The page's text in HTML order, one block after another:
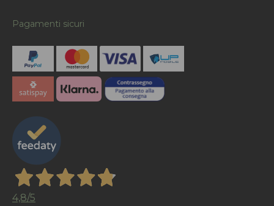
Pagamenti sicuri
4,8/5